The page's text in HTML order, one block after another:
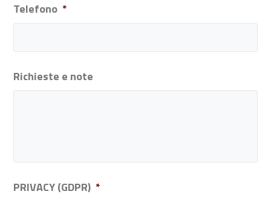
Telefono *
Richieste e note
PRIVACY (GDPR) *